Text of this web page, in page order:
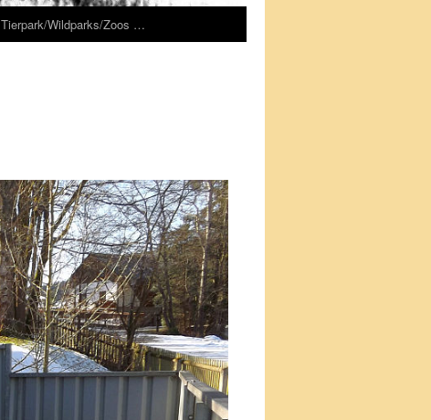
Tierpark/Wildparks/Zoos …